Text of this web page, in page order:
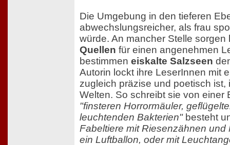
Die Umgebung in den tieferen
abwechslungsreicher, als frau
würde. An mancher Stelle sorgen
Quellen für einen angenehmen
bestimmen eiskalte Salzseen
Autorin lockt ihre LeserInnen mit
zugleich präzise und poetisch
Welten. So schreibt sie von einer
"finsteren Horrormäuler,
leuchtenden Bakterien"besteht
Fabeltiere mit Riesenzähnen und
ein Luftballon, oder mit